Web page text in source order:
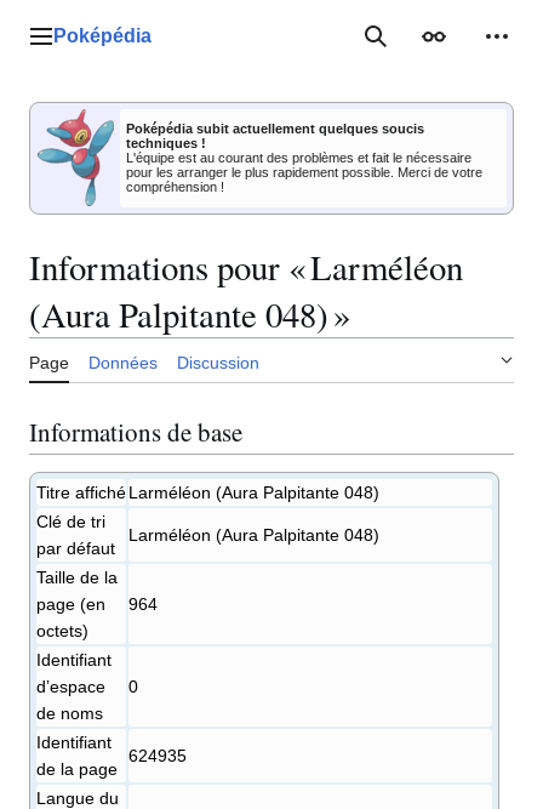
Menu principal
Poképédia RechercherApparence
Poképédia subit actuellement quelques soucis
techniques !
L'équipe est au courant des problèmes et fait le nécessaire
pour les arranger le plus rapidement possible. Merci de votre
compréhension !
Informations pour « Larméléon
(Aura Palpitante 048) »
Page Données Discussion
Informations de base
Titre affichéLarméléon (Aura Palpitante 048)
Clé de tri
par défaut
Larméléon (Aura Palpitante 048)
Taille de la
page (en
octets)
964
Identifiant
dʼespace
de noms
0
Identifiant
de la page
624935
Langue du